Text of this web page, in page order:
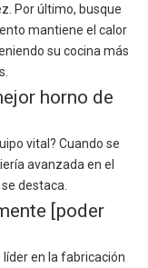
Por último, busque
mantiene el calor
su cocina más
horno de
vital? Cuando se
avanzada en el
destaca.
[poder
en la fabricación